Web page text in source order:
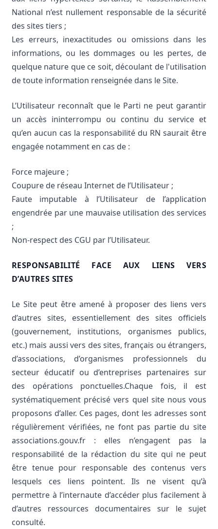
National n’est nullement responsable de la sécurité
des sites tiers ;
Les erreurs, inexactitudes ou omissions dans les
informations, ou les dommages ou les pertes, de
quelque nature que ce soit, découlant de l'utilisation
de toute information renseignée dans le Site.
L’Utilisateur reconnaît que le Parti ne peut garantir
un accès ininterrompu ou continu du service et
qu’en aucun cas la responsabilité du RN saurait être
engagée notamment en cas de :
Force majeure ;
Coupure de réseau Internet de l’Utilisateur ;
Faute imputable à l’Utilisateur de l’application
engendrée par une mauvaise utilisation des services
;
Non-respect des CGU par l’Utilisateur.
RESPONSABILITÉ FACE AUX LIENS VERS
D’AUTRES SITES
Le Site peut être amené à proposer des liens vers
d’autres sites, essentiellement des sites officiels
(gouvernement, institutions, organismes publics,
etc.) mais aussi vers des sites, français ou étrangers,
d’associations, d’organismes professionnels du
secteur éducatif ou d’entreprises partenaires sur
des opérations ponctuelles.Chaque fois, il est
systématiquement précisé vers quel site nous vous
proposons d’aller. Ces pages, dont les adresses sont
régulièrement vérifiées, ne font pas partie du site
associations.gouv.fr : elles n’engagent pas la
responsabilité de la rédaction du site qui ne peut
être tenue pour responsable des contenus vers
lesquels ces liens pointent. Ils ne visent qu’à
permettre à l’internaute d’accéder plus facilement à
d’autres ressources documentaires sur le sujet
consulté.